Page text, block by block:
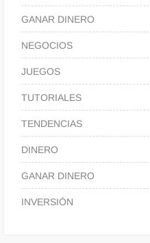
GANAR DINERO
NEGOCIOS
JUEGOS
TUTORIALES
TENDENCIAS
DINERO
GANAR DINERO
INVERSIÓN